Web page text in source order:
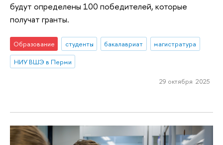
будут определены 100 победителей, которые
получат гранты.
Образование студенты бакалавриат
магистратура
НИУ ВШЭ в Перми
29 октября 2025